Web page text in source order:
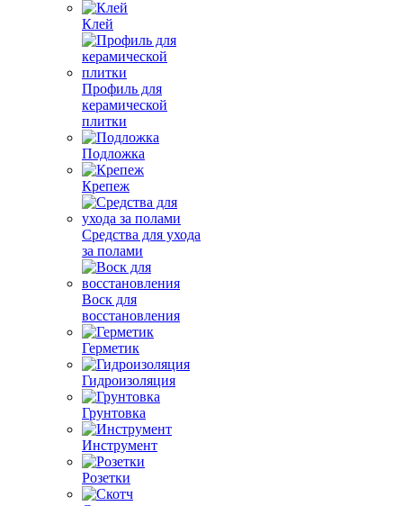
Клей
Профиль для
керамической
плитки
Подложка
Крепеж
Средства для ухода
за полами
Воск для
восстановления
Герметик
Гидроизоляция
Грунтовка
Инструмент
Розетки